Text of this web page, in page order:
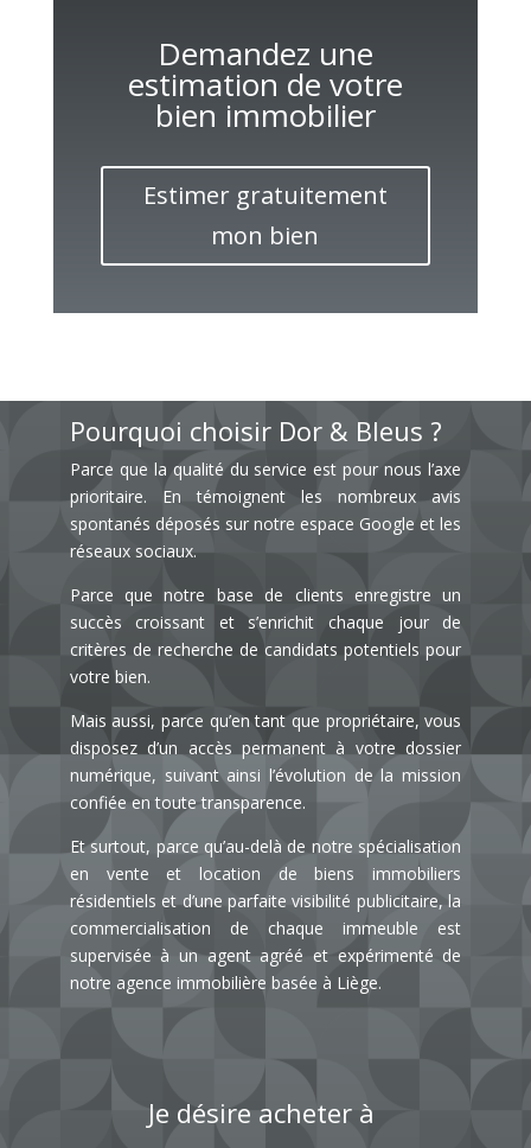
Demandez une
estimation de votre
bien immobilier
Estimer gratuitement
mon bien
Pourquoi choisir Dor & Bleus ?
Parce que la qualité du service est pour nous l’axe
prioritaire. En témoignent les nombreux avis
spontanés déposés sur notre espace Google et les
réseaux sociaux.
Parce que notre base de clients enregistre un
succès croissant et s’enrichit chaque jour de
critères de recherche de candidats potentiels pour
votre bien.
Mais aussi, parce qu’en tant que propriétaire, vous
disposez d’un accès permanent à votre dossier
numérique, suivant ainsi l’évolution de la mission
confiée en toute transparence.
Et surtout, parce qu’au-delà de notre spécialisation
en vente et location de biens immobiliers
résidentiels et d’une parfaite visibilité publicitaire, la
commercialisation de chaque immeuble est
supervisée à un agent agréé et expérimenté de
notre agence immobilière basée à Liège.
Je désire acheter à